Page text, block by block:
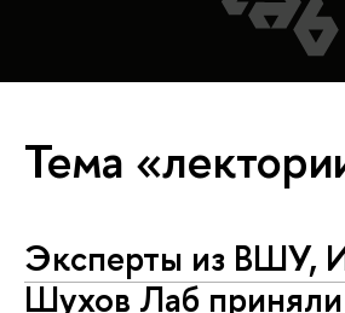
Тема
Эксперты из ВШУ,
Шухов Лаб приняли